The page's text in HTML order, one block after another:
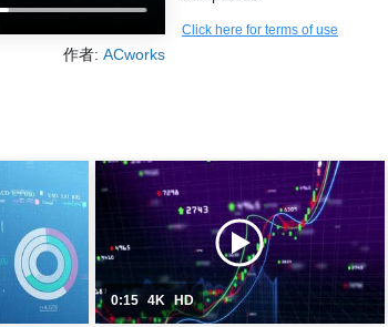
作者: ACworks
Click here for terms of use
0:15 4K HD